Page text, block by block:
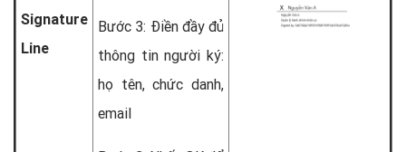
Signature
Line
Bước 3: Điền đầy đủ
thông tin người ký:
họ tên, chức danh,
email